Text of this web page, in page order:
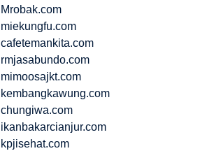
Mrobak.com
miekungfu.com
cafetemankita.com
rmjasabundo.com
mimoosajkt.com
kembangkawung.com
chungiwa.com
ikanbakarcianjur.com
kpjisehat.com